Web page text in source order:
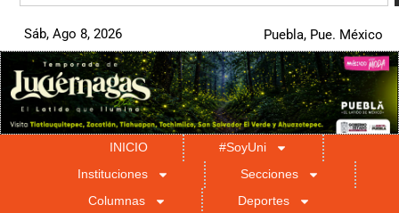
Sáb, Ago 8, 2026 Puebla, Pue. México
INICIO
#SoyUni
Instituciones
Secciones
Columnas
Deportes